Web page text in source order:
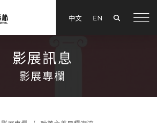
中文 EN
影展訊息
影展專欄